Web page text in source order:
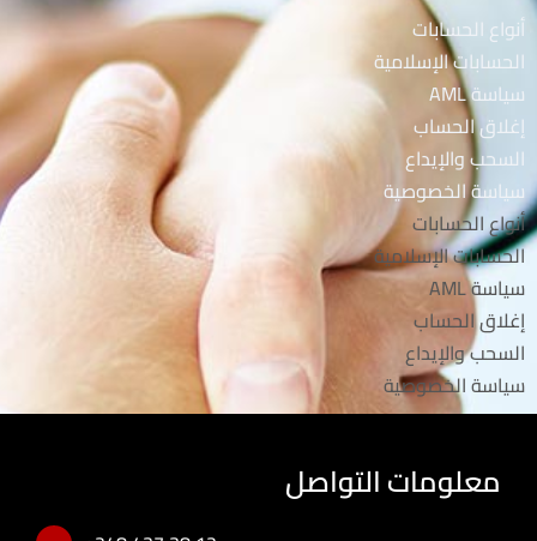
أنواع الحسابات
الحسابات الإسلامية
سياسة AML
إغلاق الحساب
السحب والإيداع
سياسة الخصوصية
أنواع الحسابات
الحسابات الإسلامية
سياسة AML
إغلاق الحساب
السحب والإيداع
سياسة الخصوصية
معلومات التواصل